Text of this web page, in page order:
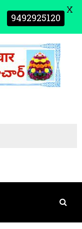
9492925120 X